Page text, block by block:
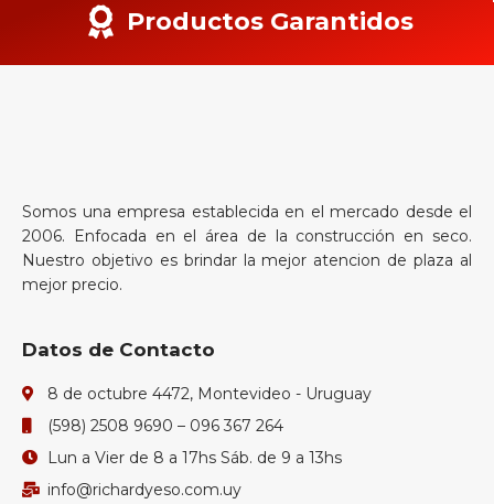
Productos Garantidos
Somos una empresa establecida en el mercado desde el
2006. Enfocada en el área de la construcción en seco.
Nuestro objetivo es brindar la mejor atencion de plaza al
mejor precio.
Datos de Contacto
8 de octubre 4472, Montevideo - Uruguay
(598) 2508 9690 – 096 367 264
Lun a Vier de 8 a 17hs Sáb. de 9 a 13hs
info@richardyeso.com.uy